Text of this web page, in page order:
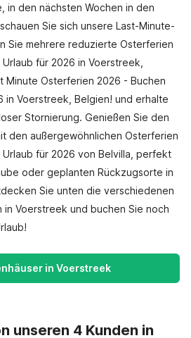
in den nächsten Wochen in den
Sie sich unsere Last-Minute-
Sie mehrere reduzierte Osterferien
für 2026 in Voerstreek,
Minute Osterferien 2026 - Buchen
in Voerstreek, Belgien! und erhalte
Stornierung. Genießen Sie den
den außergewöhnlichen Osterferien
Urlaub für 2026 von Belvilla, perfekt
oder geplanten Rückzugsorte in
Sie unten die verschiedenen
in Voerstreek und buchen Sie noch
in Voerstreek
unseren 4 Kunden in